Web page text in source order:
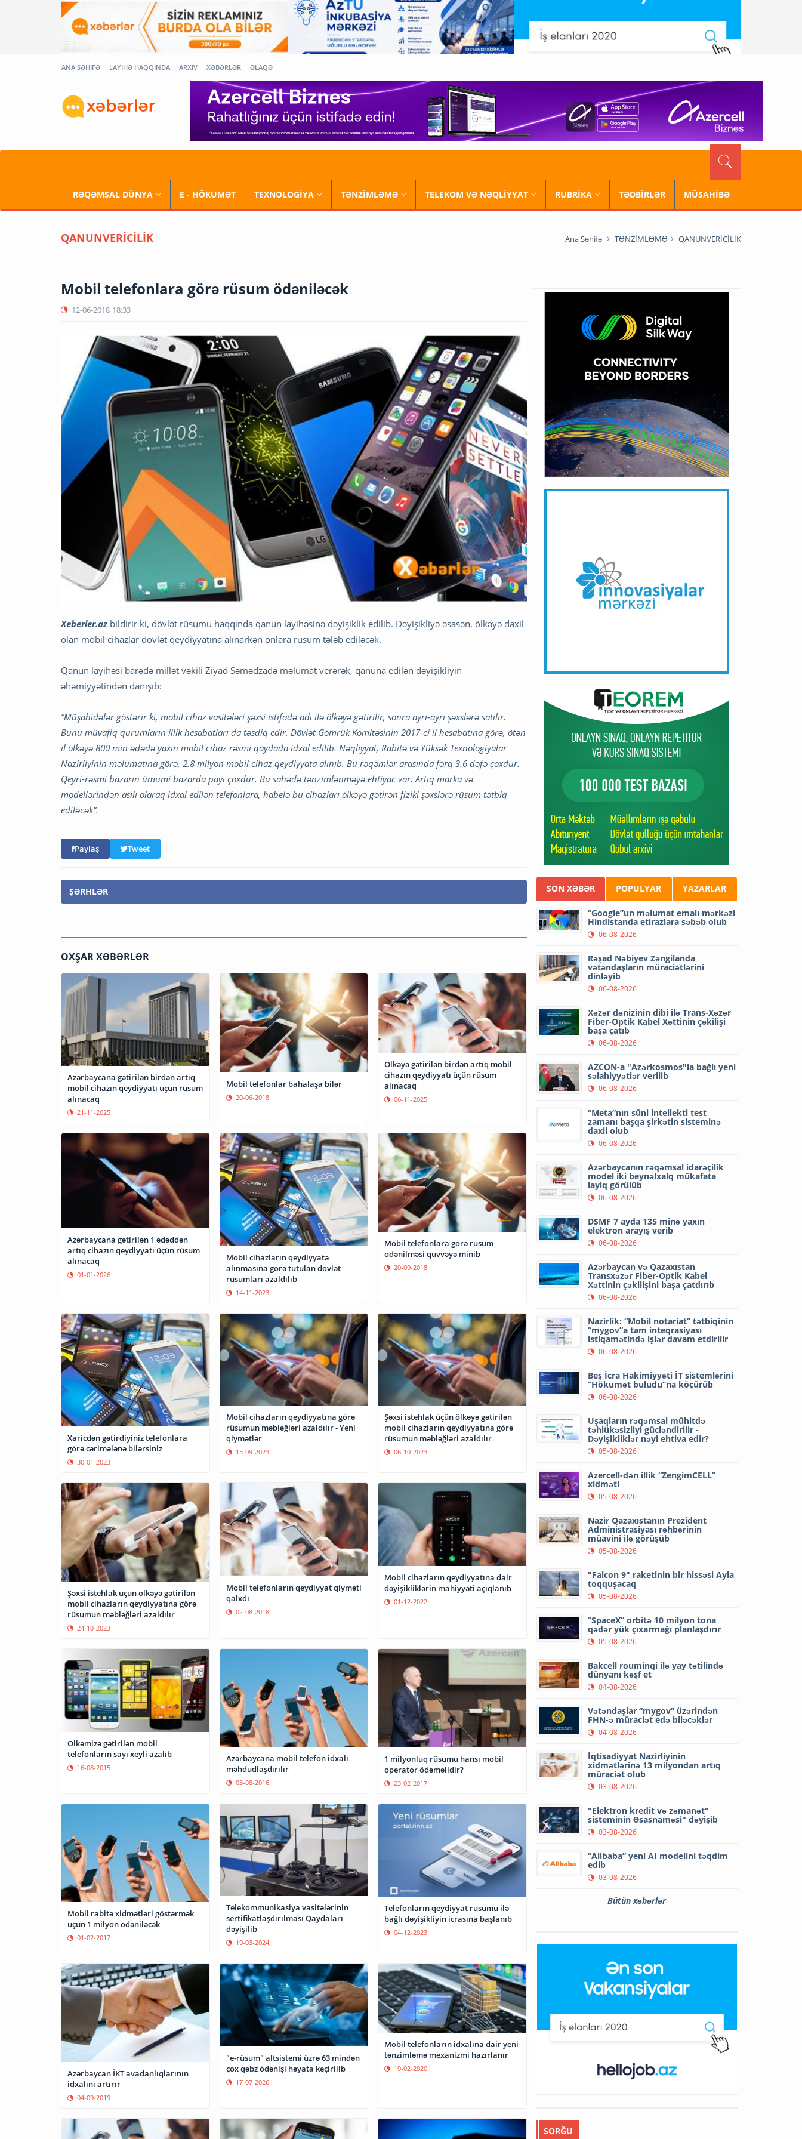
ANA SƏHİFƏ LAYİHƏ HAQQINDA ARXİV XƏBƏRLƏR ƏLAQƏ
RƏQƏMSAL DÜNYA E - HÖKUMƏT TEXNOLOGİYA TƏNZİMLƏMƏ TELEKOM VƏ NƏQLİYYAT RUBRİKA TƏDBİRLƏR MÜSAHİBƏ
QANUNVERİCİLİK Ana Səhifə TƏNZİMLƏMƏ QANUNVERİCİLİK
Mobil telefonlara görə rüsum ödəniləcək
12-06-2018 18:33
Xeberler.az bildirir ki, dövlət rüsumu haqqında qanun layihəsinə dəyişiklik edilib. Dəyişikliyə əsasən, ölkəyə daxil
olan mobil cihazlar dövlət qeydiyyatına alınarkən onlara rüsum tələb ediləcək.
Qanun layihəsi barədə millət vəkili Ziyad Səmədzadə məlumat verərək, qanuna edilən dəyişikliyin
əhəmiyyətindən danışıb:
“Müşahidələr göstərir ki, mobil cihaz vasitələri şəxsi istifadə adı ilə ölkəyə gətirilir, sonra ayrı-ayrı şəxslərə satılır.
Bunu müvafiq qurumların illik hesabatları da təsdiq edir. Dövlət Gömrük Komitəsinin 2017-ci il hesabatına görə, ötən
il ölkəyə 800 min ədədə yaxın mobil cihaz rəsmi qaydada idxal edilib. Nəqliyyat, Rabitə və Yüksək Texnologiyalar
Nazirliyinin məlumatına görə, 2.8 milyon mobil cihaz qeydiyyata alınıb. Bu rəqəmlər arasında fərq 3.6 dəfə çoxdur.
Qeyri-rəsmi bazarın ümumi bazarda payı çoxdur. Bu sahədə tənzimlənməyə ehtiyac var. Artıq marka və
modellərindən asılı olaraq idxal edilən telefonlara, habelə bu cihazları ölkəyə gətirən fiziki şəxslərə rüsum tətbiq
ediləcək”.
Paylaş Tweet
ŞƏRHLƏR
OXŞAR XƏBƏRLƏR
Azərbaycana gətirilən birdən artıq
mobil cihazın qeydiyyatı üçün rüsum
alınacaq
21-11-2025
Mobil telefonlar bahalaşa bilər
20-06-2018
Ölkəyə gətirilən birdən artıq mobil
cihazın qeydiyyatı üçün rüsum
alınacaq
06-11-2025
Azərbaycana gətirilən 1 ədəddən
artıq cihazın qeydiyyatı üçün rüsum
alınacaq
01-01-2026
Mobil cihazların qeydiyyata
alınmasına görə tutulan dövlət
rüsumları azaldılıb
14-11-2023
Mobil telefonlara görə rüsum
ödənilməsi qüvvəyə minib
20-09-2018
Xaricdən gətirdiyiniz telefonlara
görə cərimələnə bilərsiniz
30-01-2023
Mobil cihazların qeydiyyatına görə
rüsumun məbləğləri azaldılır - Yeni
qiymətlər
15-09-2023
Şəxsi istehlak üçün ölkəyə gətirilən
mobil cihazların qeydiyyatına görə
rüsumun məbləğləri azaldılır
06-10-2023
Şəxsi istehlak üçün ölkəyə gətirilən
mobil cihazların qeydiyyatına görə
rüsumun məbləğləri azaldılır
24-10-2023
Mobil telefonların qeydiyyat qiyməti
qalxdı
02-08-2018
Mobil cihazların qeydiyyatına dair
dəyişikliklərin mahiyyəti açıqlanıb
01-12-2022
Ölkəmizə gətirilən mobil
telefonların sayı xeyli azalıb
16-08-2015
Azərbaycana mobil telefon idxalı
məhdudlaşdırılır
03-08-2016
1 milyonluq rüsumu hansı mobil
operator ödəməlidir?
23-02-2017
Mobil rabitə xidmətləri göstərmək
üçün 1 milyon ödəniləcək
01-02-2017
Telekommunikasiya vasitələrinin
sertifikatlaşdırılması Qaydaları
dəyişilib
19-03-2024
Telefonların qeydiyyat rüsumu ilə
bağlı dəyişikliyin icrasına başlanıb
04-12-2023
Azərbaycan İKT avadanlıqlarının
idxalını artırır
04-09-2019
"e-rüsum" altsistemi üzrə 63 mindən
çox qəbz ödənişi həyata keçirilib
17-07-2026
Mobil telefonların idxalına dair yeni
tənzimləmə mexanizmi hazırlanır
19-02-2020
SON XƏBƏR POPULYAR YAZARLAR
“Google”un məlumat emalı mərkəzi
Hindistanda etirazlara səbəb olub
06-08-2026
Rəşad Nəbiyev Zəngilanda
vətəndaşların müraciətlərini
dinləyib
06-08-2026
Xəzər dənizinin dibi ilə Trans-Xəzər
Fiber-Optik Kabel Xəttinin çəkilişi
başa çatıb
06-08-2026
AZCON-a "Azərkosmos"la bağlı yeni
səlahiyyətlər verilib
06-08-2026
“Meta”nın süni intellekti test
zamanı başqa şirkətin sisteminə
daxil olub
06-08-2026
Azərbaycanın rəqəmsal idarəçilik
model iki beynəlxalq mükafata
layiq görülüb
06-08-2026
DSMF 7 ayda 135 minə yaxın
elektron arayış verib
06-08-2026
Azərbaycan və Qazaxıstan
Transxəzər Fiber-Optik Kabel
Xəttinin çəkilişini başa çatdırıb
06-08-2026
Nazirlik: “Mobil notariat” tətbiqinin
“mygov”a tam inteqrasiyası
istiqamətində işlər davam etdirilir
06-08-2026
Beş İcra Hakimiyyəti İT sistemlərini
“Hökumət buludu”na köçürüb
06-08-2026
Uşaqların rəqəmsal mühitdə
təhlükəsizliyi gücləndirilir -
Dəyişikliklər nəyi ehtiva edir?
05-08-2026
Azercell-dən illik “ZengimCELL”
xidməti
05-08-2026
Nazir Qazaxıstanın Prezident
Administrasiyası rəhbərinin
müavini ilə görüşüb
05-08-2026
"Falcon 9" raketinin bir hissəsi Ayla
toqquşacaq
05-08-2026
“SpaceX” orbitə 10 milyon tona
qədər yük çıxarmağı planlaşdırır
05-08-2026
Bakcell rouminqi ilə yay tətilində
dünyanı kəşf et
04-08-2026
Vətəndaşlar “mygov” üzərindən
FHN-ə müraciət edə biləcəklər
04-08-2026
İqtisadiyyat Nazirliyinin
xidmətlərinə 13 milyondan artıq
müraciət olub
03-08-2026
"Elektron kredit və zəmanət"
sisteminin Əsasnaməsi" dəyişib
03-08-2026
“Alibaba” yeni AI modelini təqdim
edib
03-08-2026
Bütün xəbərlər
SORĞU